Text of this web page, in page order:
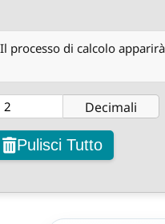
Il processo di calcolo
Decimali
Pulisci Tutto